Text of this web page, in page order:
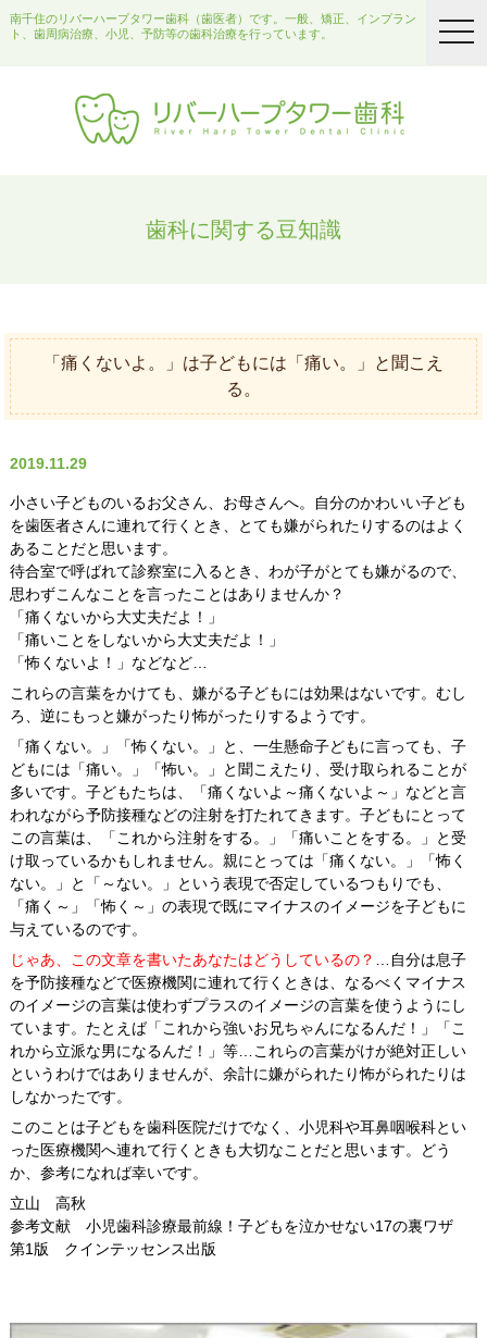
南千住のリバーハープタワー歯科（歯医者）です。一般、矯正、インプラン
ト、歯周病治療、小児、予防等の歯科治療を行っています。
歯科に関する豆知識
「痛くないよ。」は子どもには「痛い。」と聞こえ
る。
2019.11.29
小さい子どものいるお父さん、お母さんへ。自分のかわいい子ども
を歯医者さんに連れて行くとき、とても嫌がられたりするのはよく
あることだと思います。
待合室で呼ばれて診察室に入るとき、わが子がとても嫌がるので、
思わずこんなことを言ったことはありませんか？
「痛くないから大丈夫だよ！」
「痛いことをしないから大丈夫だよ！」
「怖くないよ！」などなど…
これらの言葉をかけても、嫌がる子どもには効果はないです。むし
ろ、逆にもっと嫌がったり怖がったりするようです。
「痛くない。」「怖くない。」と、一生懸命子どもに言っても、子
どもには「痛い。」「怖い。」と聞こえたり、受け取られることが
多いです。子どもたちは、「痛くないよ～痛くないよ～」などと言
われながら予防接種などの注射を打たれてきます。子どもにとって
この言葉は、「これから注射をする。」「痛いことをする。」と受
け取っているかもしれません。親にとっては「痛くない。」「怖く
ない。」と「～ない。」という表現で否定しているつもりでも、
「痛く～」「怖く～」の表現で既にマイナスのイメージを子どもに
与えているのです。
じゃあ、この文章を書いたあなたはどうしているの？
自分は息子
を予防接種などで医療機関に連れて行くときは、なるべくマイナス
のイメージの言葉は使わずプラスのイメージの言葉を使うようにし
ています。たとえば「これから強いお兄ちゃんになるんだ！」「こ
れから立派な男になるんだ！」等…これらの言葉がけが絶対正しい
というわけではありませんが、余計に嫌がられたり怖がられたりは
しなかったです。
このことは子どもを歯科医院だけでなく、小児科や耳鼻咽喉科とい
った医療機関へ連れて行くときも大切なことだと思います。どう
か、参考になれば幸いです。
立山 高秋
参考文献 小児歯科診療最前線！子どもを泣かせない17の裏ワザ
第1版 クインテッセンス出版